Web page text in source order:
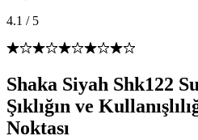
4.1 / 5
Shaka Siyah Shk122
Şıklığın ve
Noktası